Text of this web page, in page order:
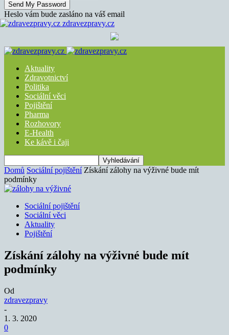
Heslo vám bude zasláno na váš email
zdravezpravy.cz
Aktuality
Zdravotnictví
Politika
Sociální věci
Pojištění
Pharma
Rozhovory
E-Health
Ke kávě i čaji
Domů Sociální pojištění Získání zálohy na výživné bude mít
podmínky
Sociální pojištění
Sociální věci
Aktuality
Pojištění
Získání zálohy na výživné bude mít
podmínky
Od
zdravezpravy
-
1. 3. 2020
0